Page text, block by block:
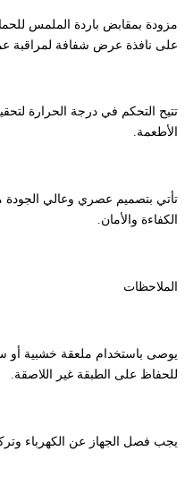
مزودة بمقابض باردة الملمس
على نافذة عرض شفافة لمراقبة
تتيح التحكم في درجة الحرارة
الأطعمة.
تأتي بتصميم عصري وعالي الجودة
الكفاءة والأمان.
الملاحظات
يوصى باستخدام ملعقة خشبية أو
للحفاظ على الطبقة غير اللاصقة.
يجب فصل الجهاز عن الكهرباء